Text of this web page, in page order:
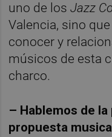
uno de losJazz
Valencia, sino
conocer y
músicos de esta
charco.
– Hablemos de
propuesta